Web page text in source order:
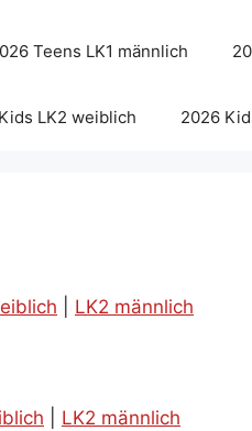
Teens LK1 männlich
LK2 weiblich 2026
LK2 männlich
LK2 männlich